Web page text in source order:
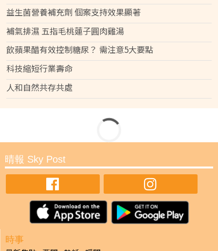
益生菌營養補充劑 個案支持效果顯著
補氣排濕 五指毛桃蓮子圓肉雞湯
飲蘋果醋有效控制糖尿？ 需注意5大要點
科技縮短行業壽命
人和自然共存共處
晴報 Sky Post
時事